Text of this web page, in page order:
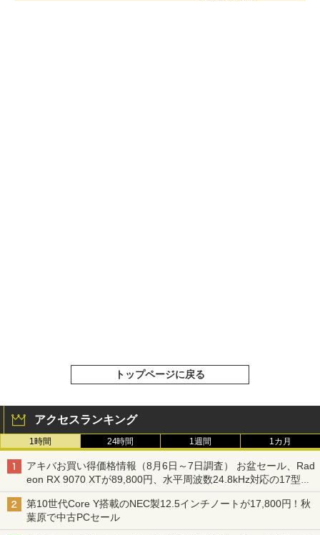
トップページに戻る
アクセスランキング
1時間 24時間 1週間 1カ月
アキバお買い得価格情報（8月6日～7日調査） お盆セール、Rad
eon RX 9070 XTが89,800円、水平周波数24.8kHz対応の17型モ
ニターが9,801円、暑さ指数連動セール ほか
第10世代Core Y搭載のNEC製12.5インチノートが17,800円！秋
葉原で中古PCセール